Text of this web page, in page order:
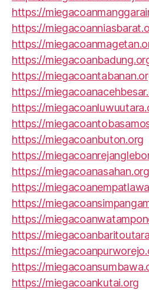
https://
https://
https://
https://
https://
https://
https://
https://
https://miegacoanbuton.org
https://
https://miegacoanasahan.org
https://
https://
https://
https://
https://
https://
https://miegacoankutai.org